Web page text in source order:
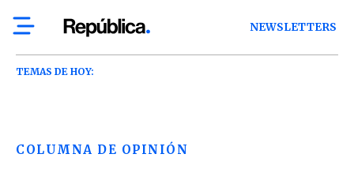
NEWSLETTERS
TEMAS DE HOY:
COLUMNA DE OPINIÓN